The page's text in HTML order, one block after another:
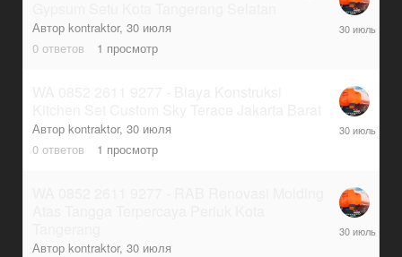
Автор kontraktor, 30 июля
0 ответов 1 просмотр
30
июля
Автор kontraktor, 30 июля
0 ответов 1 просмотр
30
июля
Автор kontraktor, 30 июля
30
июля